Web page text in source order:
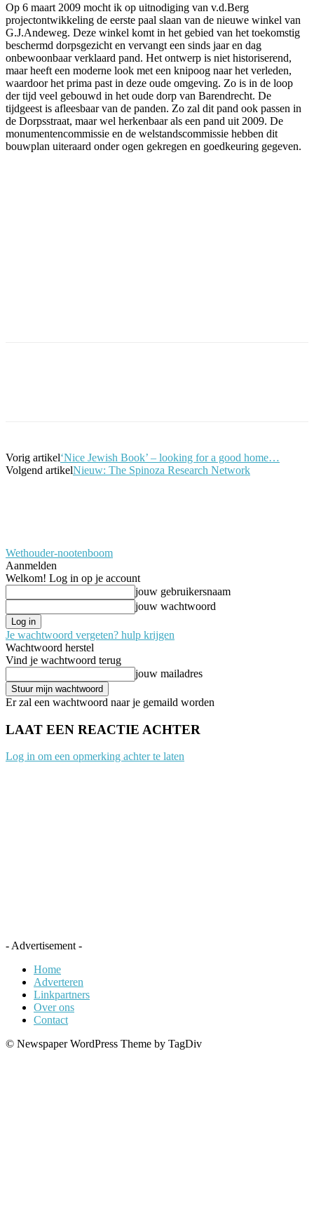
Op 6 maart 2009 mocht ik op uitnodiging van v.d.Berg
projectontwikkeling de eerste paal slaan van de nieuwe winkel van
G.J.Andeweg. Deze winkel komt in het gebied van het toekomstig
beschermd dorpsgezicht en vervangt een sinds jaar en dag
onbewoonbaar verklaard pand. Het ontwerp is niet historiserend,
maar heeft een moderne look met een knipoog naar het verleden,
waardoor het prima past in deze oude omgeving. Zo is in de loop
der tijd veel gebouwd in het oude dorp van Barendrecht. De
tijdgeest is afleesbaar van de panden. Zo zal dit pand ook passen in
de Dorpsstraat, maar wel herkenbaar als een pand uit 2009. De
monumentencommissie en de welstandscommissie hebben dit
bouwplan uiteraard onder ogen gekregen en goedkeuring gegeven.
Vorig artikel‘Nice Jewish Book’ – looking for a good home…
Volgend artikelNieuw: The Spinoza Research Network
Wethouder-nootenboom
Aanmelden
Welkom! Log in op je account
jouw gebruikersnaam
jouw wachtwoord
Je wachtwoord vergeten? hulp krijgen
Wachtwoord herstel
Vind je wachtwoord terug
jouw mailadres
Er zal een wachtwoord naar je gemaild worden
LAAT EEN REACTIE ACHTER
Log in om een opmerking achter te laten
- Advertisement -
Home
Adverteren
Linkpartners
Over ons
Contact
© Newspaper WordPress Theme by TagDiv